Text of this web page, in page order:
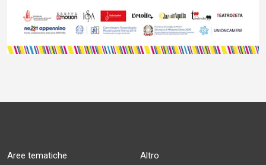
Aree tematiche Altro